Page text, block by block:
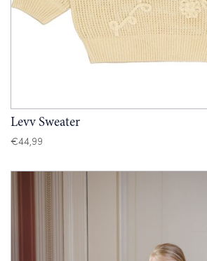
Levv Sweater
€44,99